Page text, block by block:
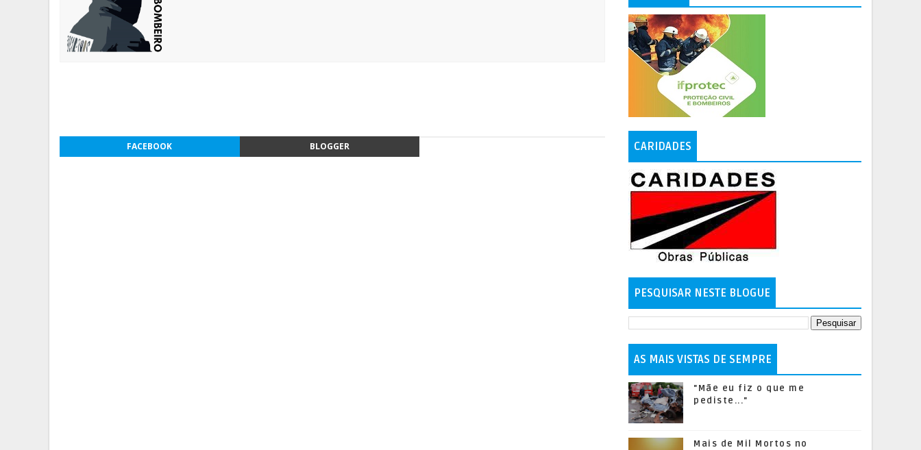
FACEBOOK BLOGGER CARIDADES
PESQUISAR NESTE BLOGUE
AS MAIS VISTAS DE SEMPRE
"Mãe eu fiz o que me
pediste..."
Mais de Mil Mortos no